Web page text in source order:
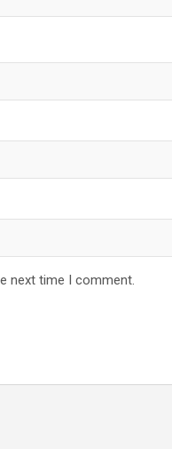
next time I comment.